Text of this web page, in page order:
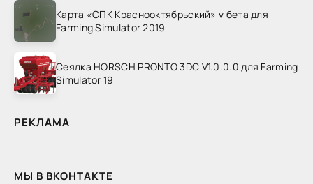
Карта «СПК Краснооктябрьский» v бета для
Farming Simulator 2019
Сеялка HORSCH PRONTO 3DC V1.0.0.0 для Farming
Simulator 19
РЕКЛАМА
МЫ В ВКОНТАКТЕ